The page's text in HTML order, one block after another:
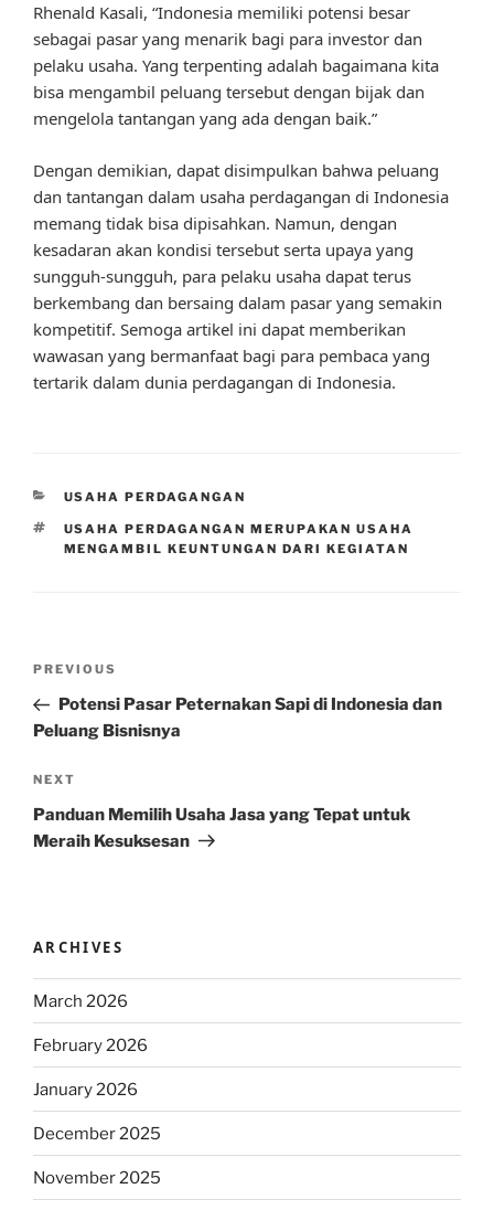
Rhenald Kasali, “Indonesia memiliki potensi besar
sebagai pasar yang menarik bagi para investor dan
pelaku usaha. Yang terpenting adalah bagaimana kita
bisa mengambil peluang tersebut dengan bijak dan
mengelola tantangan yang ada dengan baik.”
Dengan demikian, dapat disimpulkan bahwa peluang
dan tantangan dalam usaha perdagangan di Indonesia
memang tidak bisa dipisahkan. Namun, dengan
kesadaran akan kondisi tersebut serta upaya yang
sungguh-sungguh, para pelaku usaha dapat terus
berkembang dan bersaing dalam pasar yang semakin
kompetitif. Semoga artikel ini dapat memberikan
wawasan yang bermanfaat bagi para pembaca yang
tertarik dalam dunia perdagangan di Indonesia.
CATEGORIES
USAHA PERDAGANGAN
TAGS
USAHA PERDAGANGAN MERUPAKAN USAHA
MENGAMBIL KEUNTUNGAN DARI KEGIATAN
Previous
Post
PREVIOUS
Potensi Pasar Peternakan Sapi di Indonesia dan
Peluang Bisnisnya
Next
Post
NEXT
Panduan Memilih Usaha Jasa yang Tepat untuk
Meraih Kesuksesan
ARCHIVES
March 2026
February 2026
January 2026
December 2025
November 2025